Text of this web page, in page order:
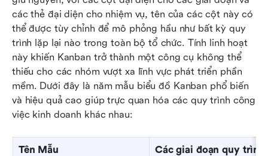
các thẻ đại diện cho nhiệm vụ, tên của các cột này có
thể được tùy chỉnh để mô phỏng hầu như bất kỳ quy
trình lặp lại nào trong toàn bộ tổ chức. Tính linh hoạt
này khiến Kanban trở thành một công cụ không thể
thiếu cho các nhóm vượt xa lĩnh vực phát triển phần
mềm. Dưới đây là năm mẫu biểu đồ Kanban phổ biến
và hiệu quả cao giúp trực quan hóa các quy trình công
việc kinh doanh khác nhau:
Tên Mẫu Các giai đoạn quy trình